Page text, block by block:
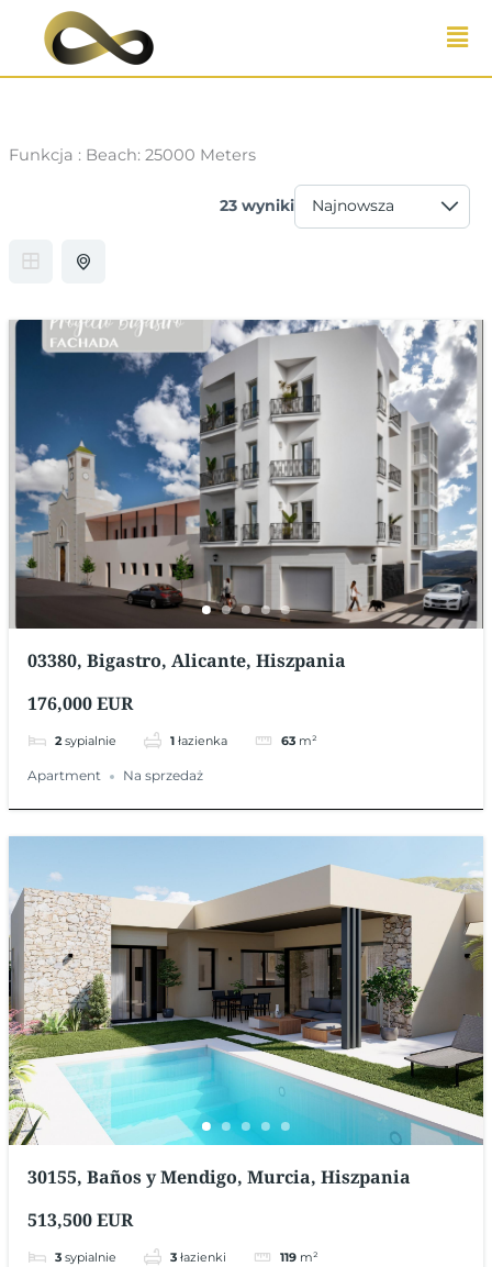
Przejdź
Funkcja : Beach: 25000 Meters
23 wyniki
03380, Bigastro, Alicante, Hiszpania
176,000 EUR
2 sypialnie 1 łazienka 63 m²
Apartment Na sprzedaż
30155, Baños y Mendigo, Murcia, Hiszpania
513,500 EUR
3 sypialnie 3 łazienki 119 m²